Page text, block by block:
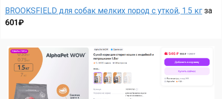
BROOKSFIELD для собак мелких пород с уткой, 1.5 кг за
601₽